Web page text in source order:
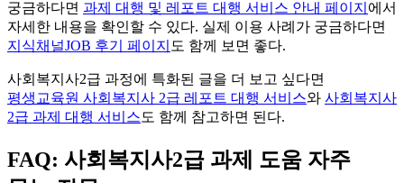
궁금하다면 과제 대행 및 레포트 대행 서비스 안내 페이지 에서
자세한 내용을 확인할 수 있다. 실제 이용 사례가 궁금하다면
지식채널JOB 후기 페이지 도 함께 보면 좋다.
사회복지사2급 과정에 특화된 글을 더 보고 싶다면
평생교육원 사회복지사 2급 레포트 대행 서비스와 사회복지사
2급 과제 대행 서비스도 함께 참고하면 된다.
FAQ: 사회복지사2급 과제 도움 자주